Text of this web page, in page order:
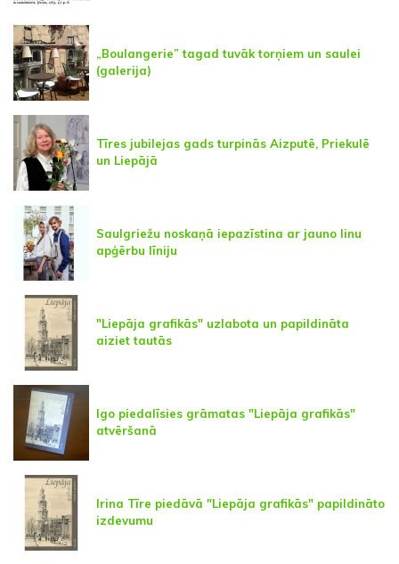
„Boulangerie” tagad tuvāk torņiem un saulei
(galerija)
Tīres jubilejas gads turpinās Aizputē, Priekulē
un Liepājā
Saulgriežu noskaņā iepazīstina ar jauno linu
apģērbu līniju
"Liepāja grafikās" uzlabota un papildināta
aiziet tautās
Igo piedalīsies grāmatas "Liepāja grafikās"
atvēršanā
Irina Tīre piedāvā "Liepāja grafikās" papildināto
izdevumu